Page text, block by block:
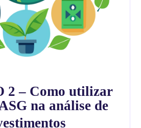
2 – Como utilizar
na análise de